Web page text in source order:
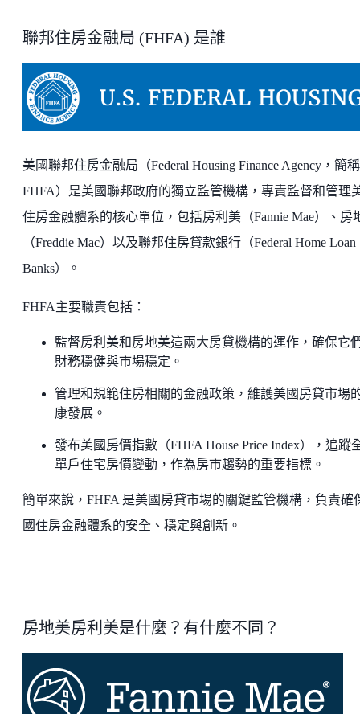
聯邦住房金融局 (FHFA) 是誰
美國聯邦住房金融局（Federal Housing Finance Agency，簡稱
FHFA）是美國聯邦政府的獨立監管機構，專責監督和管理
住房金融體系的核心單位，包括房利美（Fannie Mae）、房
（Freddie Mac）以及聯邦住房貸款銀行（Federal Home Loan
Banks）。
FHFA主要職責包括：
監督房利美和房地美這兩大房貸機構的運作，確保它
財務穩健與市場穩定。
管理和規範住房相關的金融政策，維護美國房貸市場
康發展。
發布美國房價指數（FHFA House Price Index），追蹤
單戶住宅房價變動，作為房市趨勢的重要指標。
簡單來說，FHFA 是美國房貸市場的關鍵監管機構，負責確
國住房金融體系的安全、穩定與創新。
房地美房利美是什麼？有什麼不同？